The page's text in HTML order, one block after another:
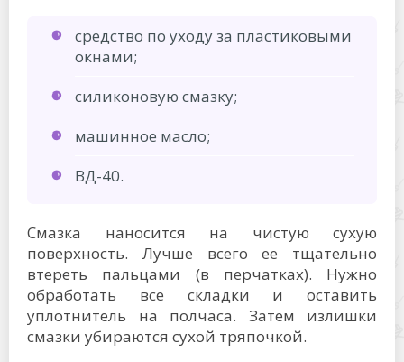
средство по уходу за пластиковыми
окнами;
силиконовую смазку;
машинное масло;
ВД-40.
Смазка наносится на чистую сухую
поверхность. Лучше всего ее тщательно
втереть пальцами (в перчатках). Нужно
обработать все складки и оставить
уплотнитель на полчаса. Затем излишки
смазки убираются сухой тряпочкой.